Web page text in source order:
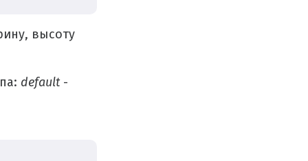
высоту
default-